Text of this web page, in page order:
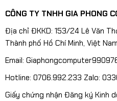
CÔNG TY TNHH GIA PHONG
Địa chỉ ĐKKD: 153/24 Lê Văn
Thành phố Hồ Chí Minh, Việt Nam
Email:
Hotline: 0706.992.233 Zalo:
Giấy chứng nhận Đăng ký Kinh